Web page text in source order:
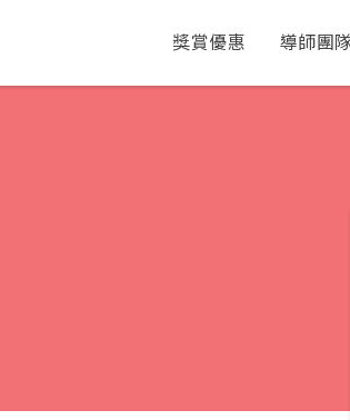
獎賞優惠 導師團